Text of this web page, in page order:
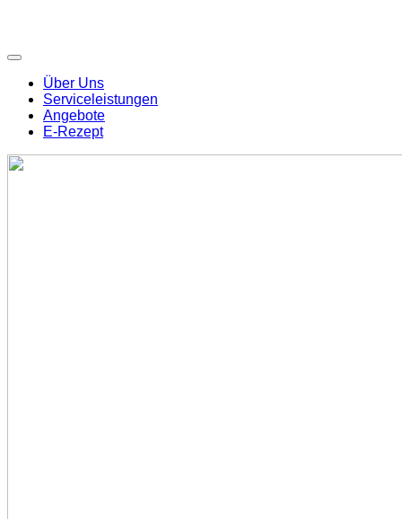
Über Uns
Serviceleistungen
Angebote
E-Rezept